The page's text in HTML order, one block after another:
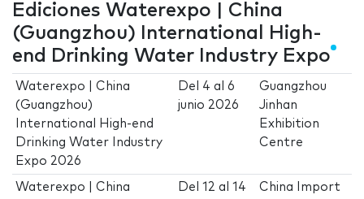
Ediciones Waterexpo | China
(Guangzhou) International High-
end Drinking Water Industry Expo
Waterexpo | China
(Guangzhou)
International High-end
Drinking Water Industry
Expo 2026
Del 4 al6
junio 2026
Guangzhou
Jinhan
Exhibition
Centre
Waterexpo | China
Del12 al14
China Import